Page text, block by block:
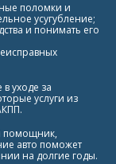
поломки и
усугубление;
и понимать его
уходе за
услуги из
помощник,
авто поможет
на долгие годы.